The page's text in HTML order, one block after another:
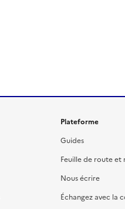
Plateforme
Guides
Feuille de route et
Nous écrire
Échangez avec la